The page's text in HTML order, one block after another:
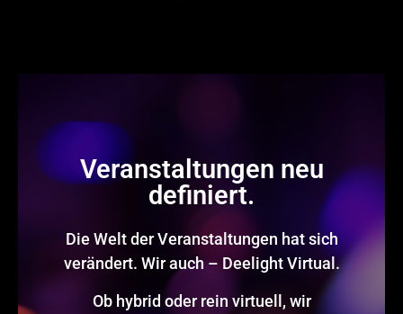
Veranstaltungen neu
definiert.
Die Welt der Veranstaltungen hat sich
verändert. Wir auch – Deelight Virtual.
Ob hybrid oder rein virtuell, wir